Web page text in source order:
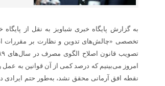
به گزارش پایگاه خبری شباویز به نقل از
تخصصی «چالش‌های تدوین و نظارت بر مقررات
نقطه افق آرمانی محقق نشد، به‌طور حتم ایرادی